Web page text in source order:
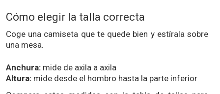
Cómo elegir la talla correcta
Coge una camiseta que te quede bien y estírala sobre
una mesa.
Anchura: mide de axila a axila
Altura: mide desde el hombro hasta la parte inferior